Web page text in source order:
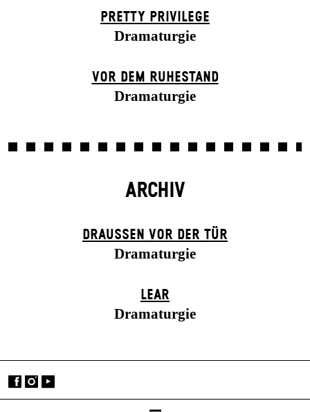
PRETTY PRIVILEGE
Dramaturgie
VOR DEM RUHESTAND
Dramaturgie
ARCHIV
DRAUSSEN VOR DER TÜR
Dramaturgie
LEAR
Dramaturgie